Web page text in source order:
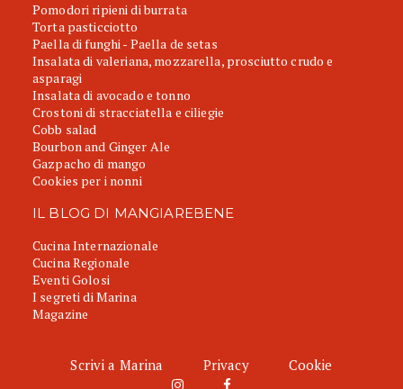
Pomodori ripieni di burrata
Torta pasticciotto
Paella di funghi - Paella de setas
Insalata di valeriana, mozzarella, prosciutto crudo e
asparagi
Insalata di avocado e tonno
Crostoni di stracciatella e ciliegie
Cobb salad
Bourbon and Ginger Ale
Gazpacho di mango
Cookies per i nonni
IL BLOG DI MANGIAREBENE
Cucina Internazionale
Cucina Regionale
Eventi Golosi
I segreti di Marina
Magazine
Scrivi a Marina Privacy Cookie